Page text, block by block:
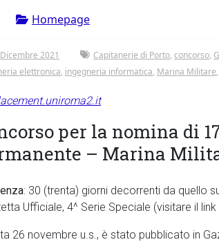
Homepage
2021 Capitanerie di Porto, concorso,
elettronica, ingegneria informatica, Marina Militare,
per la nomina di
– Marina
: 30 (trenta) giorni decorrenti da quello
Ufficiale, 4^ Serie Speciale (visitare il
26 novembre u.s., è stato pubblicato in